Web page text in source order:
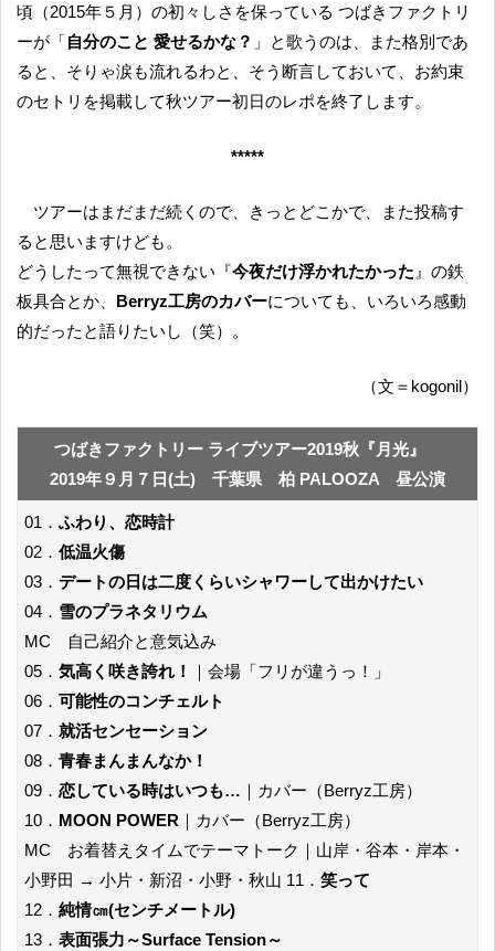
頃（2015年５月）の初々しさを保っている つばきファクトリ
ーが「自分のこと 愛せるかな？ 」と歌うのは、また格別であ
ると、そりゃ涙も流れるわと、そう断言しておいて、お約束
のセトリを掲載して秋ツアー初日のレポを終了します。
*****
ツアーはまだまだ続くので、きっとどこかで、また投稿す
ると思いますけども。
どうしたって無視できない『今夜だけ浮かれたかった 』の鉄
板具合とか、 Berryz工房のカバーについても、いろいろ感動
的だったと語りたいし（笑）。
（文＝kogonil）
つばきファクトリー ライブツアー2019秋『月光』
2019年９月７日(土) 千葉県 柏 PALOOZA 昼公演
01． ふわり、恋時計
02． 低温火傷
03． デートの日は二度くらいシャワーして出かけたい
04． 雪のプラネタリウム
MC 自己紹介と意気込み
05． 気高く咲き誇れ！
｜会場「フリが違うっ！」
06． 可能性のコンチェルト
07． 就活センセーション
08． 青春まんまんなか！
09． 恋している時はいつも… ｜カバー（Berryz工房）
10． MOON POWER ｜カバー（Berryz工房）
MC お着替えタイムでテーマトーク｜山岸・谷本・岸本・
小野田 → 小片・新沼・小野・秋山 11． 笑って
12． 純情㎝(センチメートル)
13． 表面張力～Surface Tension～